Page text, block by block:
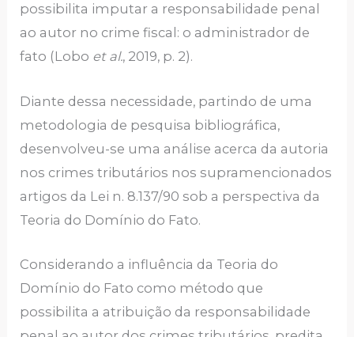
possibilita imputar a responsabilidade penal
ao autor no crime fiscal: o administrador de
fato (Lobo et al., 2019, p. 2).
Diante dessa necessidade, partindo de uma
metodologia de pesquisa bibliográfica,
desenvolveu-se uma análise acerca da autoria
nos crimes tributários nos supramencionados
artigos da Lei n. 8.137/90 sob a perspectiva da
Teoria do Domínio do Fato.
Considerando a influência da Teoria do
Domínio do Fato como método que
possibilita a atribuição da responsabilidade